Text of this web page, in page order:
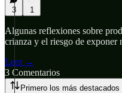
3 1
Algunas reflexiones sobre
crianza y el riesgo de exponer
Leer →
3 Comentarios
Primero los más destacados